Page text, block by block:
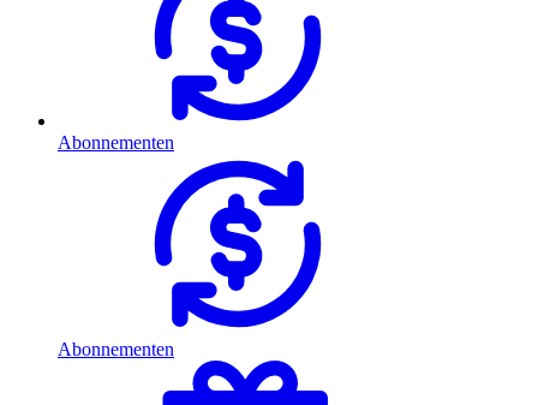
Abonnementen
Abonnementen